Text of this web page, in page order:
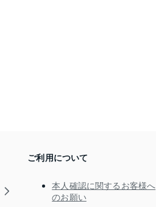
ご利用について
本人確認に関するお客様へ
のお願い